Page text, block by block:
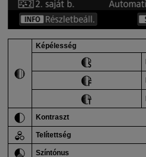
Képélesség
Kontraszt
Telítettség
Színtónus